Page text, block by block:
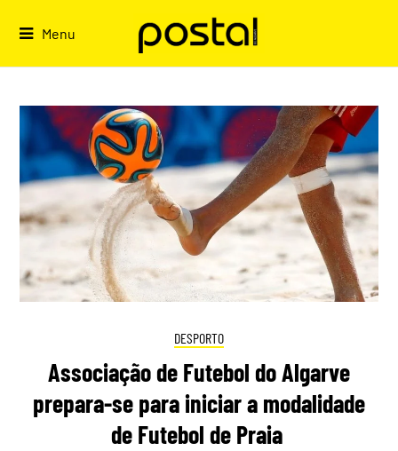
Menu
DESPORTO
Associação de Futebol do Algarve
prepara-se para iniciar a modalidade
de Futebol de Praia